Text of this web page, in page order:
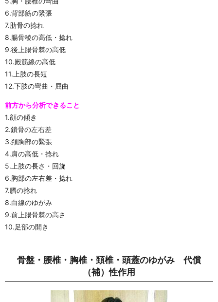
6.背部筋の緊張
7.肋骨の捻れ
8.腸骨稜の高低・捻れ
9.後上腸骨棘の高低
10.殿筋線の高低
11.上肢の長短
12.下肢の彎曲・屈曲
前方から分析できること
1.顔の傾き
2.鎖骨の左右差
3.頚胸部の緊張
4.肩の高低・捻れ
5.上肢の長さ・回旋
6.胸部の左右差・捻れ
7.臍の捻れ
8.白線のゆがみ
9.前上腸骨棘の高さ
10.足部の開き
骨盤・腰椎・胸椎・頚椎・頭蓋のゆがみ 代償
（補）性作用